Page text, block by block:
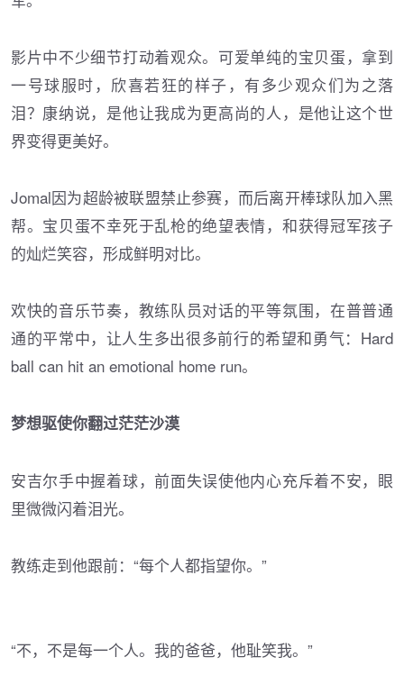
影片中不少细节打动着观众。可爱单纯的宝贝蛋，拿到
一号球服时，欣喜若狂的样子，有多少观众们为之落
泪？康纳说，是他让我成为更高尚的人，是他让这个世
界变得更美好。
Jomal因为超龄被联盟禁止参赛，而后离开棒球队加入黑
帮。宝贝蛋不幸死于乱枪的绝望表情，和获得冠军孩子
的灿烂笑容，形成鲜明对比。
欢快的音乐节奏，教练队员对话的平等氛围，在普普通
通的平常中，让人生多出很多前行的希望和勇气：Hard
ball can hit an emotional home run。
梦想驱使你翻过茫茫沙漠
安吉尔手中握着球，前面失误使他内心充斥着不安，眼
里微微闪着泪光。
教练走到他跟前：“每个人都指望你。”
“不，不是每一个人。我的爸爸，他耻笑我。”